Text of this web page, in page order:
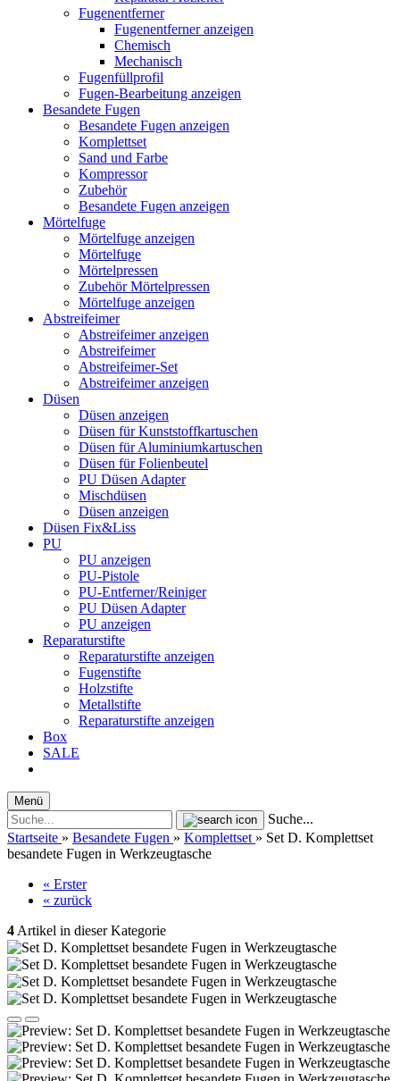
Fugenentferner
Fugenentferner anzeigen
Chemisch
Mechanisch
Fugenfüllprofil
Fugen-Bearbeitung anzeigen
Besandete Fugen
Besandete Fugen anzeigen
Komplettset
Sand und Farbe
Kompressor
Zubehör
Besandete Fugen anzeigen
Mörtelfuge
Mörtelfuge anzeigen
Mörtelfuge
Mörtelpressen
Zubehör Mörtelpressen
Mörtelfuge anzeigen
Abstreifeimer
Abstreifeimer anzeigen
Abstreifeimer
Abstreifeimer-Set
Abstreifeimer anzeigen
Düsen
Düsen anzeigen
Düsen für Kunststoffkartuschen
Düsen für Aluminiumkartuschen
Düsen für Folienbeutel
PU Düsen Adapter
Mischdüsen
Düsen anzeigen
Düsen Fix&Liss
PU
PU anzeigen
PU-Pistole
PU-Entferner/Reiniger
PU Düsen Adapter
PU anzeigen
Reparaturstifte
Reparaturstifte anzeigen
Fugenstifte
Holzstifte
Metallstifte
Reparaturstifte anzeigen
Box
SALE
Menü
Suche...
Startseite » Besandete Fugen » Komplettset » Set D. Komplettset
besandete Fugen in Werkzeugtasche
« Erster
« zurück
4 Artikel in dieser Kategorie